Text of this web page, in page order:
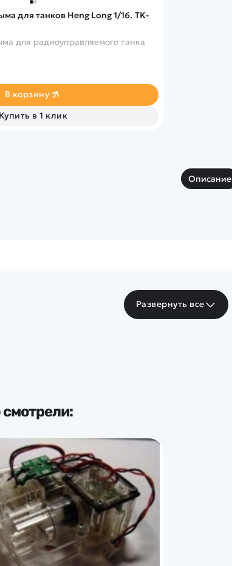
для танков Heng Long 1/16. TK-
для радиоуправляемого танка
В корзину
Купить в 1 клик
Описание
Развернуть все